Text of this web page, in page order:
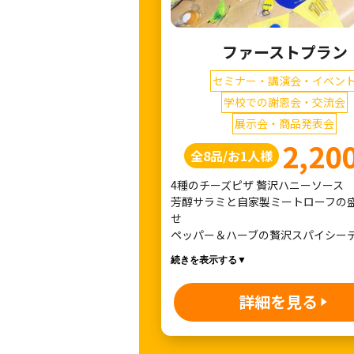
ファーストプラン
セミナー・講演会・イベン
学校での謝恩会・交流会
展示会・商品発表会
全8品/お1人様
4種のチーズピザ 贅沢ハニーソース
芳醇サラミと自家製ミートローフの
せ
ペッパー＆ハーブの贅沢スパイシー
続きを表示する▼
詳細を見る